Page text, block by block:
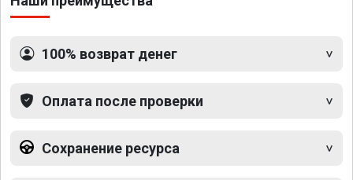
100% возврат денег
Оплата после проверки
Сохранение ресурса